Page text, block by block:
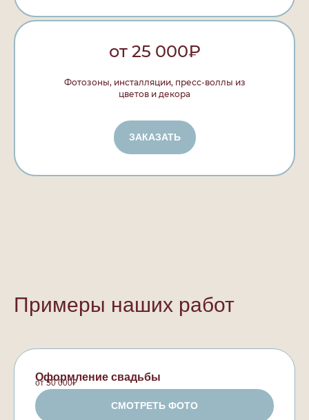
от 25 000₽
Фотозоны, инсталляции, пресс-воллы из
цветов и декора
ЗАКАЗАТЬ
Примеры наших работ
Оформление свадьбы
от 50 000₽
СМОТРЕТЬ ФОТО